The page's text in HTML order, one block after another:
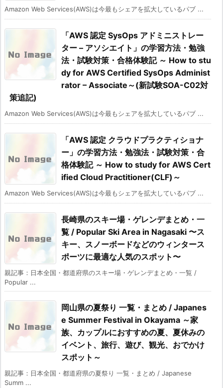
Amazon Web Services(AWS)は今最もシェアを拡大しているパブ ...
「AWS 認定 SysOps アドミニストレー
ター – アソシエイト」の学習方法・勉強
法・試験対策・合格体験記 ～ How to stu
dy for AWS Certified SysOps Administ
rator – Associate～(新試験SOA-C02対
策追記)
Amazon Web Services(AWS)は今最もシェアを拡大しているパブ ...
「AWS 認定 クラウドプラクティショナ
ー」の学習方法・勉強法・試験対策・合
格体験記 ～ How to study for AWS Cert
ified Cloud Practitioner(CLF)～
Amazon Web Services(AWS)は今最もシェアを拡大しているパブ ...
長崎県のスキー場・ゲレンデまとめ・一
覧 / Popular Ski Area in Nagasaki 〜ス
キー、スノーボードなどのウィンタース
ポーツに最適な人気のスポット〜
親記事：日本全国・都道府県のスキー場・ゲレンデまとめ・一覧 /
Popular ...
岡山県の夏祭り 一覧・まとめ / Japanes
e Summer Festival in Okayama ～家
族、カップルにおすすめの夏、夏休みの
イベント、旅行、遊び、観光、おでかけ
スポット～
親記事：日本全国・都道府県の夏祭り 一覧・まとめ / Japanese
Summ ...